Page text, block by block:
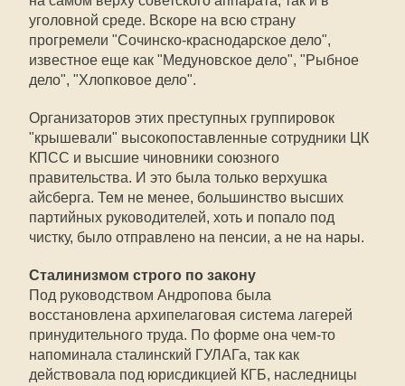
уголовной среде. Вскоре на всю страну
прогремели "Сочинско-краснодарское дело",
известное еще как "Медуновское дело", "Рыбное
дело", "Хлопковое дело".
Организаторов этих преступных группировок
"крышевали" высокопоставленные сотрудники ЦК
КПСС и высшие чиновники союзного
правительства. И это была только верхушка
айсберга. Тем не менее, большинство высших
партийных руководителей, хоть и попало под
чистку, было отправлено на пенсии, а не на нары.
Сталинизмом строго по закону
Под руководством Андропова была
восстановлена архипелаговая система лагерей
принудительного труда. По форме она чем-то
напоминала сталинский ГУЛАГа, так как
действовала под юрисдикцией КГБ, наследницы